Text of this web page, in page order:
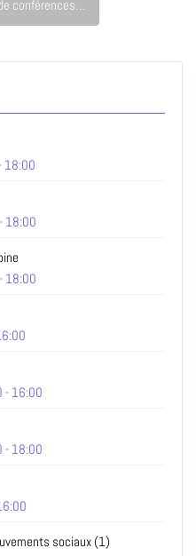
conférences…
18:00
18:00
18:00
- 16:00
- 18:00
sociaux (1)